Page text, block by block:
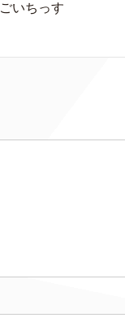
ごいちっす